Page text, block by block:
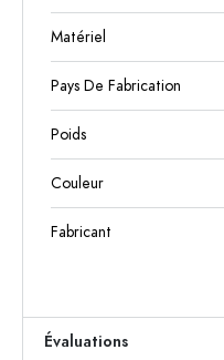
Matériel
Pays De Fabrication
Poids
Couleur
Fabricant
Évaluations